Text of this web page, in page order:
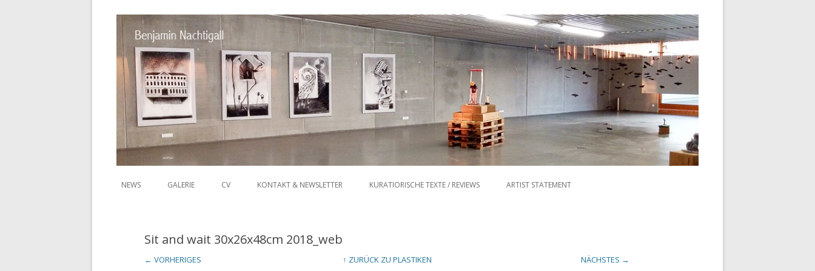
Benjamin
NEWS GALERIE CV KONTAKT & NEWSLETTER KURATIORISCHE TEXTE / REVIEWS ARTIST STATEMENT
Sit and wait 30x26x48cm 2018_web
← VORHERIGES NÄCHSTES →
↑ ZURÜCK ZU PLASTIKEN